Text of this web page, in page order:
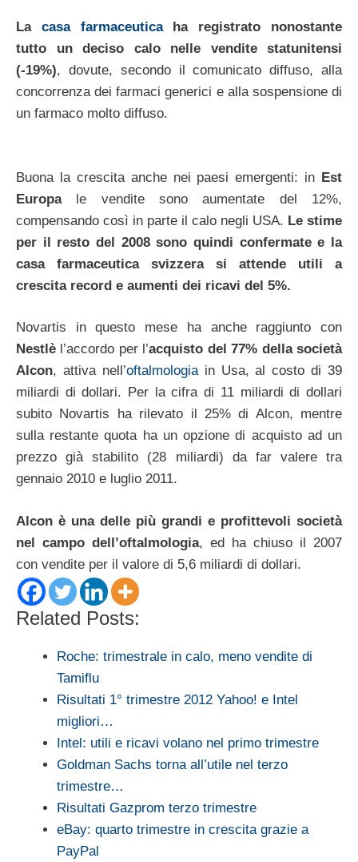
La casa farmaceuticaha registrato nonostante
tutto un deciso calo nelle vendite statunitensi
(-19%), dovute, secondo il comunicato diffuso, alla
concorrenza dei farmaci generici e alla sospensione di
un farmaco molto diffuso.
Buona la crescita anche nei paesi emergenti: in Est
Europale vendite sono aumentate del 12%,
compensando così in parte il calo negli USA. Le stime
per il resto del 2008 sono quindi confermate e la
casa farmaceutica svizzera si attende utili a
crescita record e aumenti dei ricavi del 5%.
Novartis in questo mese ha anche raggiunto con
Nestlè l’accordo per l’acquisto del 77% della società
Alcon, attiva nell’oftalmologiain Usa, al costo di 39
miliardi di dollari. Per la cifra di 11 miliardi di dollari
subito Novartis ha rilevato il 25% di Alcon, mentre
sulla restante quota ha un opzione di acquisto ad un
prezzo già stabilito (28 miliardi) da far valere tra
gennaio 2010 e luglio 2011.
Alcon è una delle più grandi e profittevoli società
nel campo dell’oftalmologia, ed ha chiuso il 2007
con vendite per il valore di 5,6 miliardi di dollari.
Related Posts:
Roche: trimestrale in calo, meno vendite di
Tamiflu
Risultati 1° trimestre 2012 Yahoo! e Intel
migliori…
Intel: utili e ricavi volano nel primo trimestre
Goldman Sachs torna all’utile nel terzo
trimestre…
Risultati Gazprom terzo trimestre
eBay: quarto trimestre in crescita grazie a
PayPal